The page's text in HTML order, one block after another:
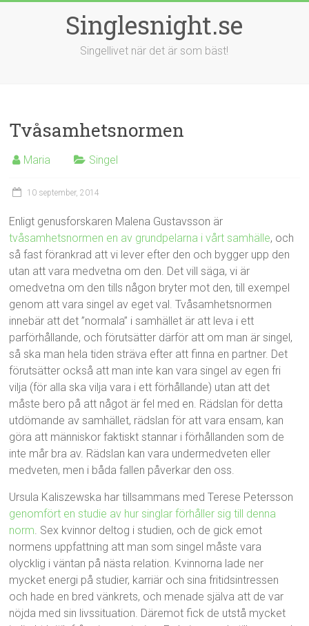
Singlesnight.se
Singellivet när det är som bäst!
Tvåsamhetsnormen
Maria Singel
10 september, 2014
Enligt genusforskaren Malena Gustavsson är
tvåsamhetsnormen en av grundpelarna i vårt samhälle, och
så fast förankrad att vi lever efter den och bygger upp den
utan att vara medvetna om den. Det vill säga, vi är
omedvetna om den tills någon bryter mot den, till exempel
genom att vara singel av eget val. Tvåsamhetsnormen
innebär att det ”normala” i samhället är att leva i ett
parförhållande, och förutsätter därför att om man är singel,
så ska man hela tiden sträva efter att finna en partner. Det
förutsätter också att man inte kan vara singel av egen fri
vilja (för alla ska vilja vara i ett förhållande) utan att det
måste bero på att något är fel med en. Rädslan för detta
utdömande av samhället, rädslan för att vara ensam, kan
göra att människor faktiskt stannar i förhållanden som de
inte mår bra av. Rädslan kan vara undermedveten eller
medveten, men i båda fallen påverkar den oss.
Ursula Kaliszewska har tillsammans med Terese Petersson
genomfört en studie av hur singlar förhåller sig till denna
norm. Sex kvinnor deltog i studien, och de gick emot
normens uppfattning att man som singel måste vara
olycklig i väntan på nästa relation. Kvinnorna lade ner
mycket energi på studier, karriär och sina fritidsintressen
och hade en bred vänkrets, och menade själva att de var
nöjda med sin livssituation. Däremot fick de utstå mycket